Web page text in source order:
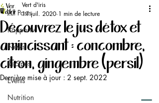
Black !!
Coopérative
de compostage
Crowdfunding
All Posts
Rapports
News
Recipes
Events
Nutrition
Découvrez le jus détox et
amincissant : concombre,
citron, gingembre (persil)
Vert d'iris
11 juil. 2020 1 min de lecture
Dernière mise à jour : 2 sept. 2022